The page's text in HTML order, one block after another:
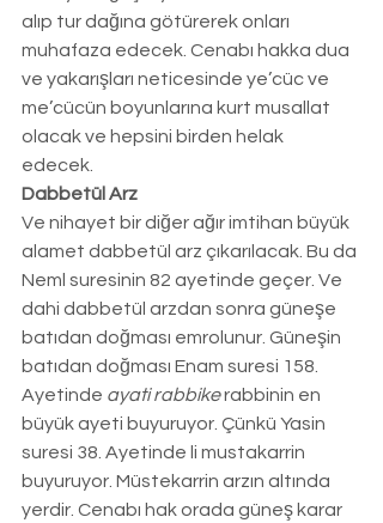
alıp tur dağına götürerek onları
muhafaza edecek. Cenabı hakka dua
ve yakarışları neticesinde ye’cüc ve
me’cücün boyunlarına kurt musallat
olacak ve hepsini birden helak
edecek.
Dabbetül Arz
Ve nihayet bir diğer ağır imtihan büyük
alamet dabbetül arz çıkarılacak. Bu da
Neml suresinin 82 ayetinde geçer. Ve
dahi dabbetül arzdan sonra güneşe
batıdan doğması emrolunur. Güneşin
batıdan doğması Enam suresi 158.
Ayetinde ayati rabbike rabbinin en
büyük ayeti buyuruyor. Çünkü Yasin
suresi 38. Ayetinde li mustakarrin
buyuruyor. Müstekarrin arzın altında
yerdir. Cenabı hak orada güneş karar